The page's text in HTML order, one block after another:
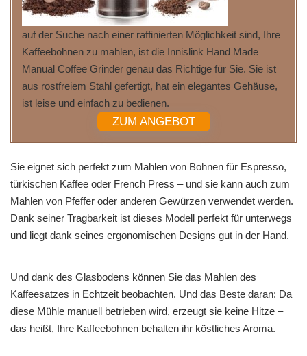
auf der Suche nach einer raffinierten Möglichkeit sind, Ihre
Kaffeebohnen zu mahlen, ist die Innislink Hand Made
Manual Coffee Grinder genau das Richtige für Sie. Sie ist
aus rostfreiem Stahl gefertigt, hat ein elegantes Gehäuse,
ist leise und einfach zu bedienen.
ZUM ANGEBOT
Sie eignet sich perfekt zum Mahlen von Bohnen für Espresso,
türkischen Kaffee oder French Press – und sie kann auch zum
Mahlen von Pfeffer oder anderen Gewürzen verwendet werden.
Dank seiner Tragbarkeit ist dieses Modell perfekt für unterwegs
und liegt dank seines ergonomischen Designs gut in der Hand.
Und dank des Glasbodens können Sie das Mahlen des
Kaffeesatzes in Echtzeit beobachten. Und das Beste daran: Da
diese Mühle manuell betrieben wird, erzeugt sie keine Hitze –
das heißt, Ihre Kaffeebohnen behalten ihr köstliches Aroma.